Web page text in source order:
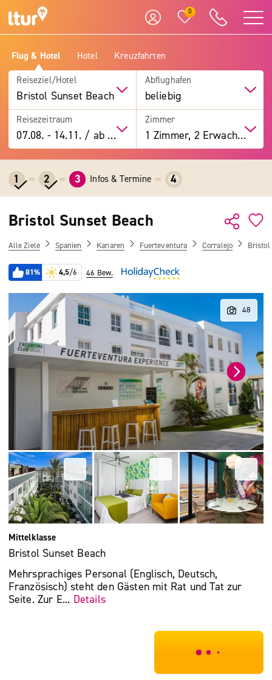
0
Flug & Hotel Hotel Kreuzfahrten
Reiseziel/Hotel
Bristol Sunset Beach
Abflughafen
beliebig
Reisezeitraum
07.08. -14.11. / ab 7 Tage
Zimmer
1 Zimmer, 2 Erwachsene
1 2 3 Infos & Termine 4
Bristol Sunset Beach
Alle Ziele Spanien Kanaren Fuerteventura Corralejo Bristol
81% 4,5/6 46 Bew.
Mittelklasse
Bristol Sunset Beach
Mehrsprachiges Personal (Englisch, Deutsch,
Französisch) steht den Gästen mit Rat und Tat zur
Seite. Zur E... Details
***************